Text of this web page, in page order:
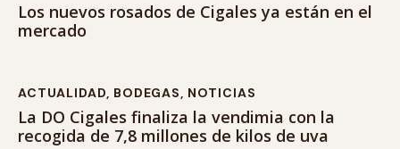
Los nuevos rosados de Cigales ya están en el
mercado
ACTUALIDAD, BODEGAS, NOTICIAS
La DO Cigales finaliza la vendimia con la
recogida de 7,8 millones de kilos de uva